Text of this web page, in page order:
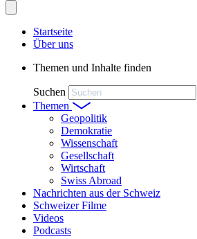
Startseite
Über uns
Themen und Inhalte finden
Suchen
Themen
Geopolitik
Demokratie
Wissenschaft
Gesellschaft
Wirtschaft
Swiss Abroad
Nachrichten aus der Schweiz
Schweizer Filme
Videos
Podcasts